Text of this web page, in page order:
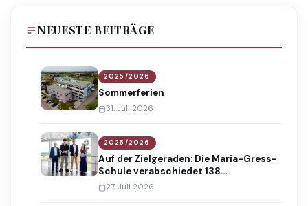
NEUESTE BEITRÄGE
2025/2026
Sommerferien
31. Juli 2026
2025/2026
Auf der Zielgeraden: Die Maria-Gress-
Schule verabschiedet 138
Absolventinnen und Absolventen
27. Juli 2026